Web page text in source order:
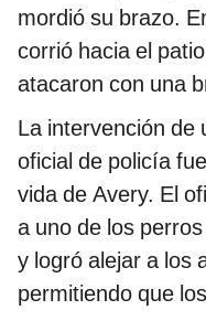
mordió su brazo.
corrió hacia el
atacaron con una
La intervención de
oficial de policía
vida de Avery. El
a uno de los
y logró alejar a los
permitiendo que